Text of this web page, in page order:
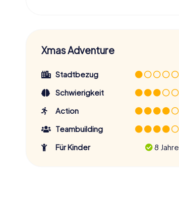
Xmas Adventure
Stadtbezug
Schwierigkeit
Action
Teambuilding
Für Kinder
8 Jahre